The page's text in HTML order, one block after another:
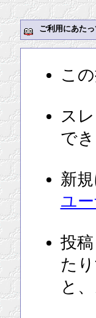
ご利用にあたっ
こ
ス
でき
新
ユ
投
た
と